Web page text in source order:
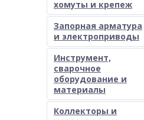
хомуты и крепеж
Запорная арматура
и электроприводы
Инструмент,
сварочное
оборудование и
материалы
Коллекторы и